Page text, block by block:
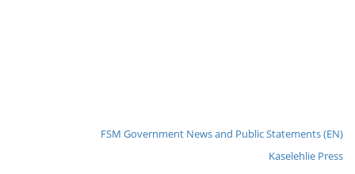
FSM Government News and Public Statements (EN)
Kaselehlie Press